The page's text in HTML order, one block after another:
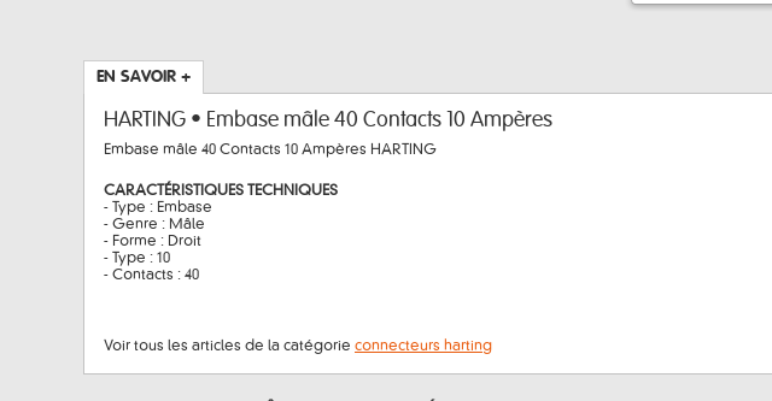
EN SAVOIR +
HARTING • Embase mâle 40 Contacts 10 Ampères
Embase mâle 40 Contacts 10 Ampères HARTING
CARACTÉRISTIQUES TECHNIQUES
- Type : Embase
- Genre : Mâle
- Forme : Droit
- Type : 10
- Contacts : 40
Voir tous les articles de la catégorie connecteurs harting